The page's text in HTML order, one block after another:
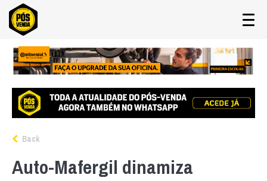
Back
Auto-Mafergil dinamiza